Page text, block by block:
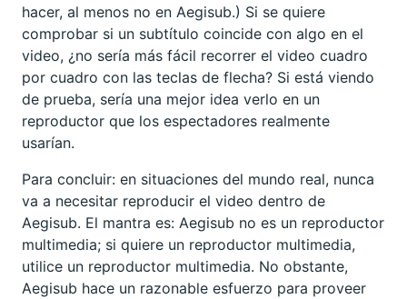
hacer, al menos no en Aegisub.) Si se quiere
comprobar si un subtítulo coincide con algo en el
video, ¿no sería más fácil recorrer el video cuadro
por cuadro con las teclas de flecha? Si está viendo
de prueba, sería una mejor idea verlo en un
reproductor que los espectadores realmente
usarían.
Para concluir: en situaciones del mundo real, nunca
va a necesitar reproducir el video dentro de
Aegisub. El mantra es: Aegisub no es un reproductor
multimedia; si quiere un reproductor multimedia,
utilice un reproductor multimedia. No obstante,
Aegisub hace un razonable esfuerzo para proveer